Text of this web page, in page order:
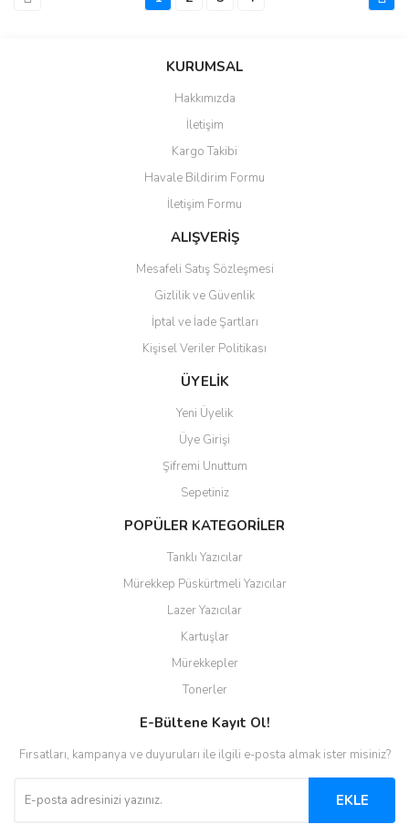
KURUMSAL
Hakkımızda
İletişim
Kargo Takibi
Havale Bildirim Formu
İletişim Formu
ALIŞVERİŞ
Mesafeli Satış Sözleşmesi
Gizlilik ve Güvenlik
İptal ve İade Şartları
Kişisel Veriler Politikası
ÜYELİK
Yeni Üyelik
Üye Girişi
Şifremi Unuttum
Sepetiniz
POPÜLER KATEGORİLER
Tanklı Yazıcılar
Mürekkep Püskürtmeli Yazıcılar
Lazer Yazıcılar
Kartuşlar
Mürekkepler
Tonerler
E-Bültene Kayıt Ol!
Fırsatları, kampanya ve duyuruları ile ilgili e-posta almak ister misiniz?
EKLE